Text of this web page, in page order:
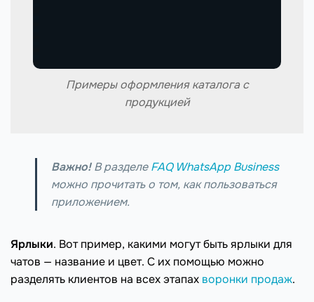
Примеры оформления каталога с
продукцией
Важно!В разделеFAQ WhatsApp Business
можно прочитать о том, как пользоваться
приложением.
Ярлыки. Вот пример, какими могут быть ярлыки для
чатов — название и цвет. С их помощью можно
разделять клиентов на всех этапах воронки продаж.